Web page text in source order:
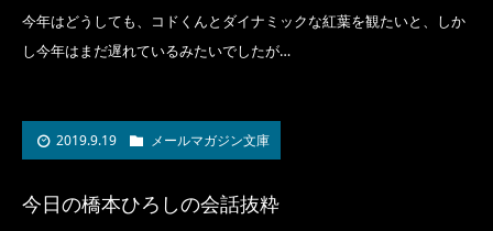
今年はどうしても、コドくんとダイナミックな紅葉を観たいと、しか
し今年はまだ遅れているみたいでしたが…
2019.9.19 メールマガジン文庫
今日の橋本ひろしの会話抜粋